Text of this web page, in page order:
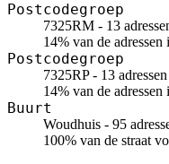
Postcodegroep
7325RM - 13
14% van de adressen
Postcodegroep
7325RP - 13 adressen
14% van de adressen
Buurt
Woudhuis - 95
100% van de straat